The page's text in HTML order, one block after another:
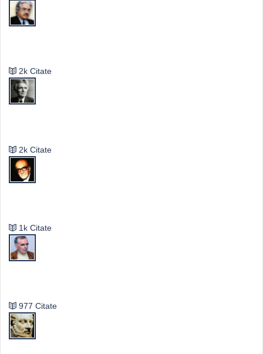
2k Citate
2k Citate
1k Citate
977 Citate